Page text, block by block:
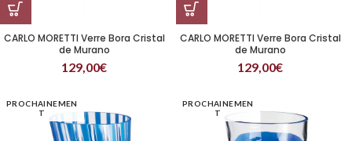
CARLO MORETTI Verre Bora Cristal
de Murano
129,00€
CARLO MORETTI Verre Bora Cristal
de Murano
129,00€
PROCHAINEMEN
T
PROCHAINEMEN
T